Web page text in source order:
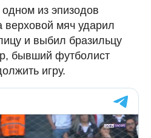
из эпизодов
верховой мяч ударил
и выбил бразильцу
бывший футболист
игру.